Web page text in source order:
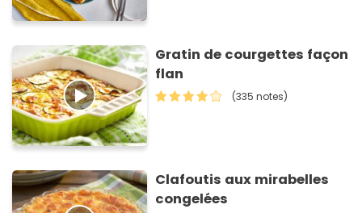
Gratin de courgettes façon
flan
(335 notes)
Clafoutis aux mirabelles
congelées